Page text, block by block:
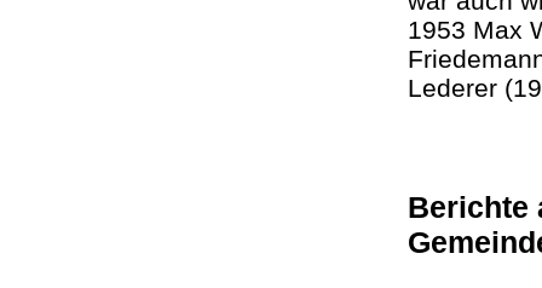
1953 Max
Lederer
Berichte